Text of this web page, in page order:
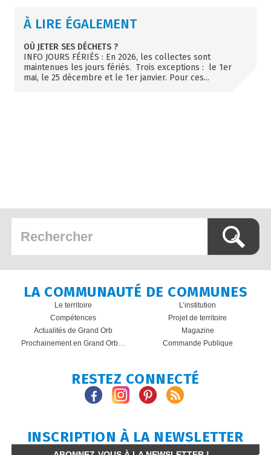
À LIRE ÉGALEMENT
OÙ JETER SES DÉCHETS ?
INFO JOURS FÉRIÉS : En 2026, les collectes sont
maintenues les jours fériés. Trois exceptions : le 1er
mai, le 25 décembre et le 1er janvier. Pour ces...
LA COMMUNAUTÉ DE COMMUNES
Le territoire
L’institution
Compétences
Projet de territoire
Actualités de Grand Orb
Magazine
Prochainement en Grand Orb…
Commande Publique
RESTEZ CONNECTÉ
INSCRIPTION À LA NEWSLETTER